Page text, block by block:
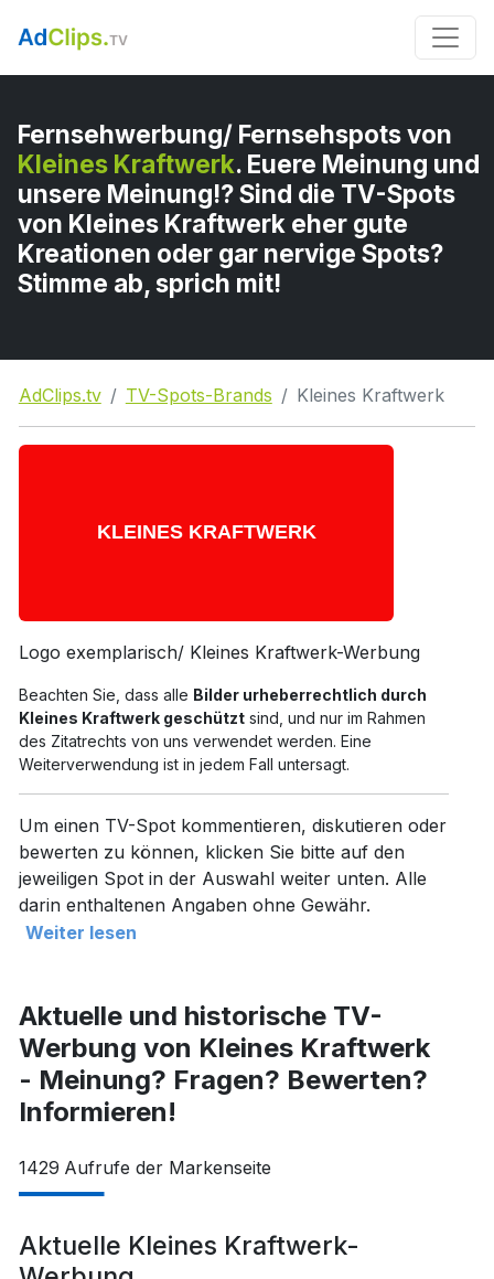
Fernsehwerbung/ Fernsehspots von
Kleines Kraftwerk. Euere Meinung und
unsere Meinung!? Sind die TV-Spots
von Kleines Kraftwerk eher gute
Kreationen oder gar nervige Spots?
Stimme ab, sprich mit!
AdClips.tv TV-Spots-Brands Kleines Kraftwerk
Logo exemplarisch/ Kleines Kraftwerk-Werbung
Beachten Sie, dass alle Bilder urheberrechtlich durch
Kleines Kraftwerk geschütztsind, und nur im Rahmen
des Zitatrechts von uns verwendet werden. Eine
Weiterverwendung ist in jedem Fall untersagt.
Um einen TV-Spot kommentieren, diskutieren oder
bewerten zu können, klicken Sie bitte auf den
jeweiligen Spot in der Auswahl weiter unten. Alle
darin enthaltenen Angaben ohne Gewähr.
Weiter lesen
Aktuelle und historische TV-
Werbung von Kleines Kraftwerk
- Meinung? Fragen? Bewerten?
Informieren!
1429 Aufrufe der Markenseite
Aktuelle Kleines Kraftwerk-